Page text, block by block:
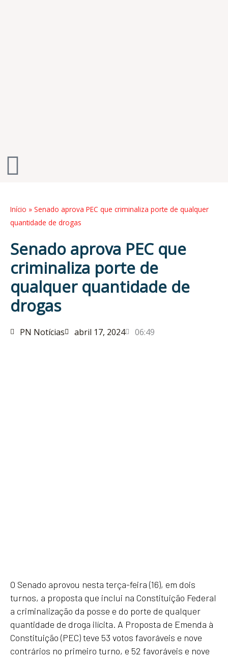
Início » Senado aprova PEC que criminaliza porte de qualquer
quantidade de drogas
Senado aprova PEC que
criminaliza porte de
qualquer quantidade de
drogas
PN Notícias abril 17, 2024 06:49
O Senado aprovou nesta terça-feira (16), em dois
turnos, a proposta que inclui na Constituição Federal
a criminalização da posse e do porte de qualquer
quantidade de droga ilícita. A Proposta de Emenda à
Constituição (PEC) teve 53 votos favoráveis e nove
contrários no primeiro turno, e 52 favoráveis e nove